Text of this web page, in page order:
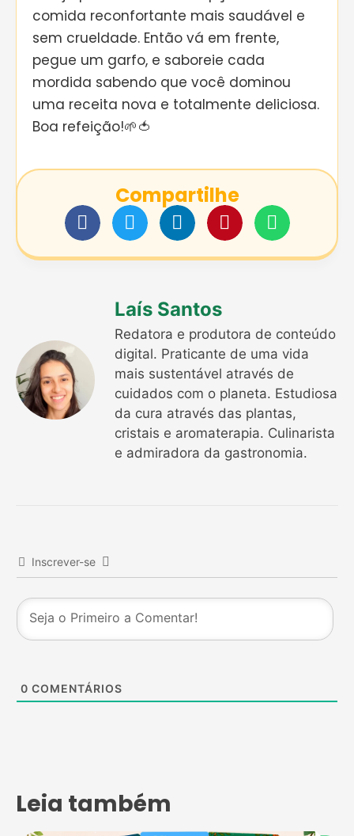
comida reconfortante mais saudável e
sem crueldade. Então vá em frente,
pegue um garfo, e saboreie cada
mordida sabendo que você dominou
uma receita nova e totalmente deliciosa.
Boa refeição!🌱🍅
Compartilhe
Laís Santos
Redatora e produtora de conteúdo
digital. Praticante de uma vida
mais sustentável através de
cuidados com o planeta. Estudiosa
da cura através das plantas,
cristais e aromaterapia. Culinarista
e admiradora da gastronomia.
Inscrever-se
0 COMENTÁRIOS
Leia também